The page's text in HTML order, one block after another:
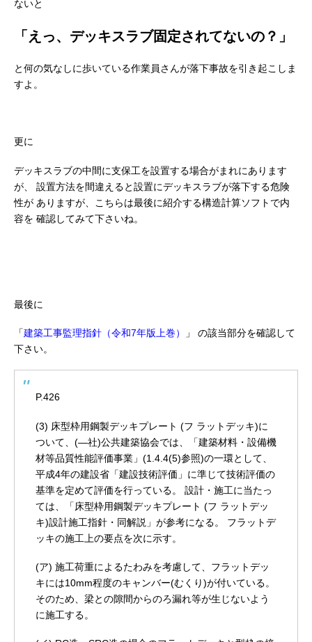
ないと
「えっ、デッキスラブ固定されてないの？」
と何の気なしに歩いている作業員さんが落下事故を引き起こしま
すよ。
更に
デッキスラブの中間に支保工を設置する場合がまれにあります
が、
設置方法を間違えると設置にデッキスラブが落下する危険
性が ありますが、こちらは最後に紹介する構造計算ソフトで内
容を 確認してみて下さいね。
最後に
「建築工事監理指針（令和7年版上巻） 」
の該当部分を確認して
下さい。
P.426
(3) 床型枠用鋼製デッキプレート (フ ラットデッキ)に
ついて、(―社)公共建築協会では、「建築材料・設備機
材等品質性能評価事業」(1.4.4(5)参照)の一環として、
平成4年の建設省「建設技術評価」に準じて技術評価の
基準を定めて評価を行っている。
設計・施工に当たっ
ては、「床型枠用鋼製デッキプレート (フ ラットデッ
キ)設計施工指針・同解説」が参考になる。
フラットデ
ッキの施工上の要点を次に示す。
(ア) 施工荷重によるたわみを考慮して、フラットデッ
キには10mm程度のキャンバー(むくり)が付いている。
そのため、梁との隙間からのろ漏れ等が生じないよう
に施工する。